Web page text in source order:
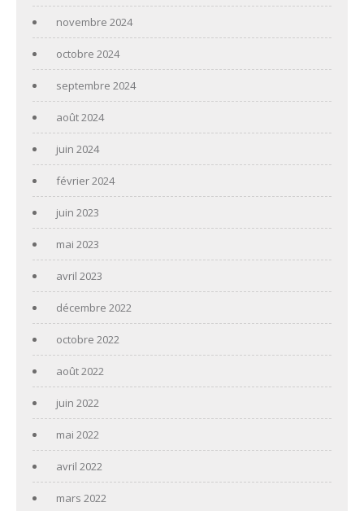
novembre 2024
octobre 2024
septembre 2024
août 2024
juin 2024
février 2024
juin 2023
mai 2023
avril 2023
décembre 2022
octobre 2022
août 2022
juin 2022
mai 2022
avril 2022
mars 2022